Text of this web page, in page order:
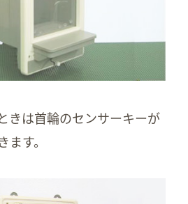
きは首輪のセンサーキーが
す。